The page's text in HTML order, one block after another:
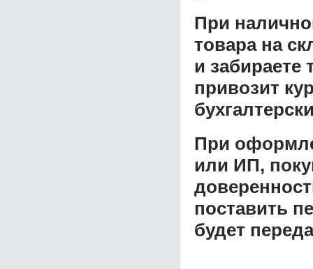
При
товара на
и забираете
привозит
При
или ИП,
поставить
будет